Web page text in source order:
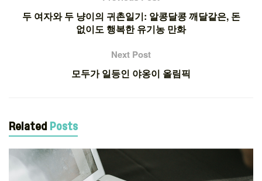
두 여자와 두 냥이의 귀촌일기: 알콩달콩 깨달같은, 돈
없이도 행복한 유기농 만화
Next Post
모두가 일등인 야옹이 올림픽
Related Posts